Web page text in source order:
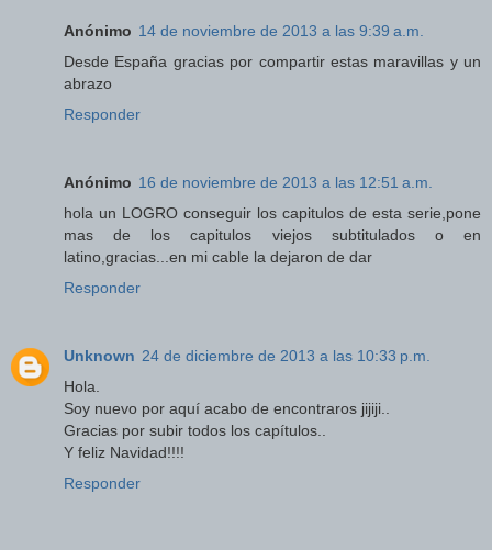
Anónimo 14 de noviembre de 2013 a las 9:39 a.m.
Desde España gracias por compartir estas maravillas y un
abrazo
Responder
Anónimo 16 de noviembre de 2013 a las 12:51 a.m.
hola un LOGRO conseguir los capitulos de esta serie,pone
mas de los capitulos viejos subtitulados o en
latino,gracias...en mi cable la dejaron de dar
Responder
Unknown 24 de diciembre de 2013 a las 10:33 p.m.
Hola.
Soy nuevo por aquí acabo de encontraros jijiji..
Gracias por subir todos los capítulos..
Y feliz Navidad!!!!
Responder